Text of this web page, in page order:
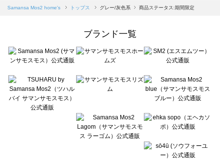
Samansa Mos2 blue（サマンサモスモス ブルー）のトップス一覧
sō4ū（ソウフォーユー）のトップス一覧
Te chichi（テチチ）のトップス一覧
Te chichi CLASSIC（テチチ クラシック）のトップス一覧
Lugnoncure（ルノンキュール）のトップス一覧
BETTY'S BLUE（べティーズブルー）のトップス一覧
Wpc.（ワールドパーティー）のトップス一覧
Samansa Mos2 home's トップス グレー/灰色系 商品ステータス:期間限定
ブランド一覧